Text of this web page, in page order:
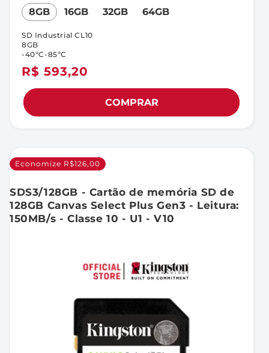
8GB 16GB 32GB 64GB
Preço
normal
R$ 593,20
SD Industrial CL10
8GB
-40ºC-85ºC
COMPRAR
Economize R$126,00
SDS3/128GB - Cartão de memória SD de
128GB Canvas Select Plus Gen3 - Leitura:
150MB/s - Classe 10 - U1 - V10